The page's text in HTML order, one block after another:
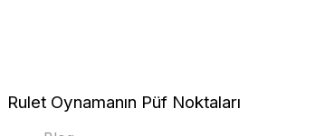
Rulet Oynamanın Püf Noktaları